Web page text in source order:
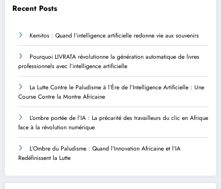
Recent Posts
Kemitos : Quand l’intelligence artificielle redonne vie aux souvenirs
Pourquoi LIVRATA révolutionne la génération automatique de livres
professionnels avec l’intelligence artificielle
La Lutte Contre le Paludisme à l’Ère de l’Intelligence Artificielle : Une
Course Contre la Montre Africaine
L’ombre portée de l’IA : La précarité des travailleurs du clic en Afrique
face à la révolution numérique
L’Ombre du Paludisme : Quand l’Innovation Africaine et l’IA
Redéfinissent la Lutte